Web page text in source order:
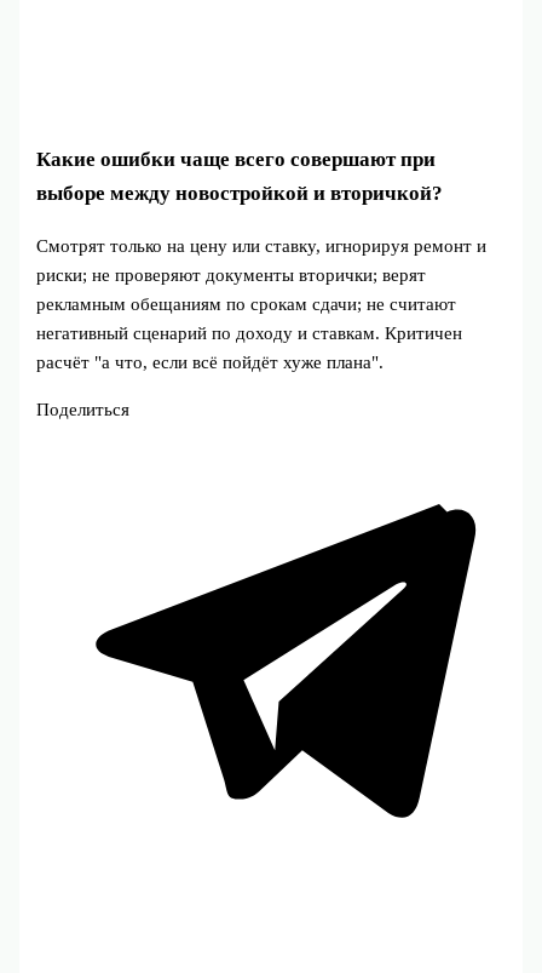
Какие ошибки чаще всего совершают при
выборе между новостройкой и вторичкой?
Смотрят только на цену или ставку, игнорируя ремонт и
риски; не проверяют документы вторички; верят
рекламным обещаниям по срокам сдачи; не считают
негативный сценарий по доходу и ставкам. Критичен
расчёт "а что, если всё пойдёт хуже плана".
Поделиться